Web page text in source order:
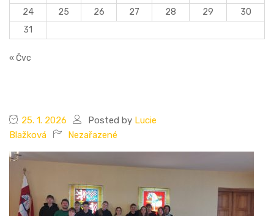
24
25 26 27 28 29
30
31
« Čvc
25. 1. 2026 Posted by Lucie
Blažková
Nezařazené